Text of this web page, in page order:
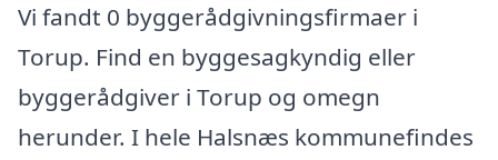
Vi fandt 0 byggerådgivningsfirmaer i
Torup. Find en byggesagkyndig eller
byggerådgiver i Torup og omegn
herunder. I hele Halsnæs kommunefindes